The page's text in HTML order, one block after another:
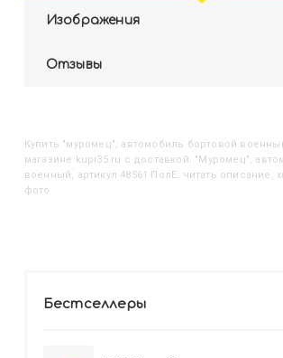
Изображения
Отзывы
Купить "Муромец", автомобиль бортовой
магазине kupi35.ru с доставкой. "Муромец",
военный, артикул 48561 ПолЕ: читать описание,
фото
Бестселлеры